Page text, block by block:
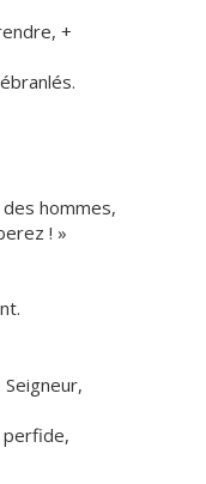
+
hommes,
! »
perfide,